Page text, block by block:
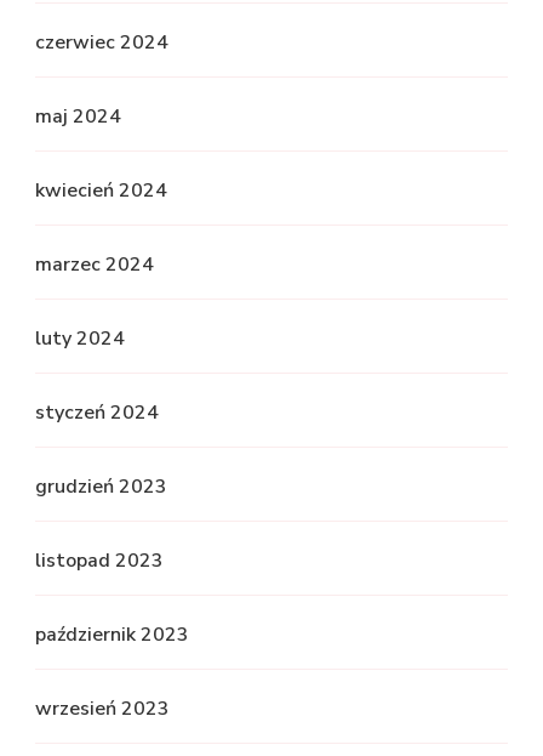
czerwiec 2024
maj 2024
kwiecień 2024
marzec 2024
luty 2024
styczeń 2024
grudzień 2023
listopad 2023
październik 2023
wrzesień 2023